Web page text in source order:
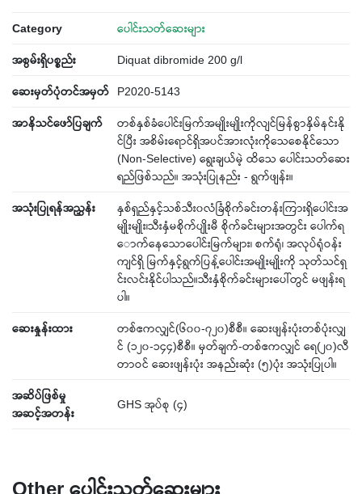
Category ပေါင်းသတ်ဆေးများ
အစွမ်းရှိပစ္စည်း Diquat dibromide 200 g/l
ဆေးမှတ်ပုံတင်အမှတ် P2020-5143
အာနိသင်ဖော်ပြချက်
တစ်နှစ်ခံပေါင်းမြက်အမျိုးမျိုးကိုလျင်မြန်စွာနှိမ်နင်းနို
င်ပြီး အစိမ်းရောင်ရှိအပင်အားလုံးကိုသေစေနိုင်သော
(Non-Selective) ရွေးချယ်မဲ့ ထိသေ ပေါင်းသတ်ဆေး
ရည်ဖြစ်သည်။ အသုံးပြုနည်း - ရွက်ဖျန်း။
အသုံးပြုရန်အညွှန်း
နှစ်ရှည်နှင့်သစ်သီး၀လံခြံစိုက်ခင်းတန်းကြားရှိပေါင်းအ
မျိုးမျိုး၊သီးနှံမစိုက်ပျိုးမီ စိုက်ခင်းများအတွင်း ပေါက်ရ
ောက်နေသောပေါင်းမြက်များ၊ စက်ရုံ၊ အလုပ်ရုံဝန်း
ကျင်ရှိ မြက်နှင့်ရွက်ပြန့်ပေါင်းအမျိုးမျိုးကို သုတ်သင်ရှ
င်းလင်းနိုင်ပါသည်။သီးနှံစိုက်ခင်းများပေါ်တွင် မဖျန်းရ
ပါ။
ဆေးနှုန်းထား
တစ်ဧကလျှင်(၆၀၀-၇၂၀)စီစီ။ ဆေးဖျန်းပုံးတစ်ပုံးလျှ
င် (၁၂၀-၁၄၄)စီစီ။ မှတ်ချက်-တစ်ဧကလျှင် ရေ(၂၀)လီ
တာဝင် ဆေးဖျန်းပုံး အနည်းဆုံး (၅)ပုံး အသုံးပြုပါ။
အဆိပ်ဖြစ်မှု
အဆင့်အတန်း
GHS အုပ်စု (၄)
Other ပေါင်းသတ်ဆေးများ